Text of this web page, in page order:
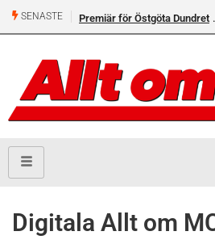
SENASTE Premiär för Östgöta Dundret
Digitala Allt om